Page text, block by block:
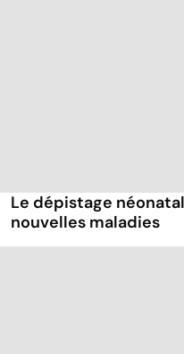
Le dépistage
nouvelles maladies